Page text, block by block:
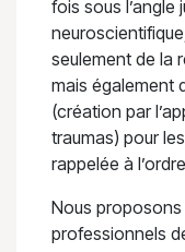
fois sous l’angle
seulement de la
mais également
(création par
traumas) pour
rappelée à
Nous
professionnels